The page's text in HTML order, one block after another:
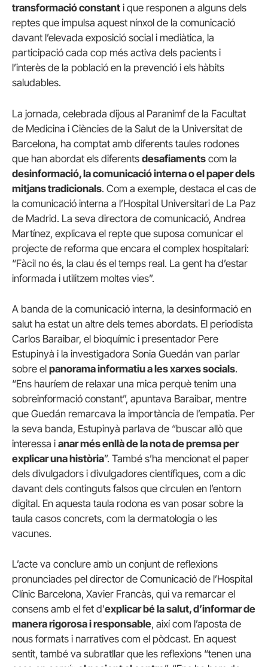
transformació constant i que responen a alguns dels
reptes que impulsa aquest nínxol de la comunicació
davant l’elevada exposició social i mediàtica, la
participació cada cop més activa dels pacients i
l’interès de la població en la prevenció i els hàbits
saludables.
La jornada, celebrada dijous al Paranimf de la Facultat
de Medicina i Ciències de la Salut de la Universitat de
Barcelona, ha comptat amb diferents taules rodones
que han abordat els diferents desafiaments com la
desinformació, la comunicació interna o el paper dels
mitjans tradicionals. Com a exemple, destaca el cas de
la comunicació interna a l’Hospital Universitari de La Paz
de Madrid. La seva directora de comunicació, Andrea
Martínez, explicava el repte que suposa comunicar el
projecte de reforma que encara el complex hospitalari:
“Fàcil no és, la clau és el temps real. La gent ha d’estar
informada i utilitzem moltes vies”.
A banda de la comunicació interna, la desinformació en
salut ha estat un altre dels temes abordats. El periodista
Carlos Baraibar, el bioquímic i presentador Pere
Estupinyà i la investigadora Sonia Guedán van parlar
sobre el panorama informatiu a les xarxes socials.
“Ens hauríem de relaxar una mica perquè tenim una
sobreinformació constant”, apuntava Baraibar, mentre
que Guedán remarcava la importància de l’empatia. Per
la seva banda, Estupinyà parlava de “buscar allò que
interessa i anar més enllà de la nota de premsa per
explicar una història”. També s’ha mencionat el paper
dels divulgadors i divulgadores científiques, com a dic
davant dels continguts falsos que circulen en l’entorn
digital. En aquesta taula rodona es van posar sobre la
taula casos concrets, com la dermatologia o les
vacunes.
L’acte va conclure amb un conjunt de reflexions
pronunciades pel director de Comunicació de l’Hospital
Clínic Barcelona, Xavier Francàs, qui va remarcar el
consens amb el fet d’explicar bé la salut, d’informar de
manera rigorosa i responsable, així com l’aposta de
nous formats i narratives com el pòdcast. En aquest
sentit, també va subratllar que les reflexions “tenen una